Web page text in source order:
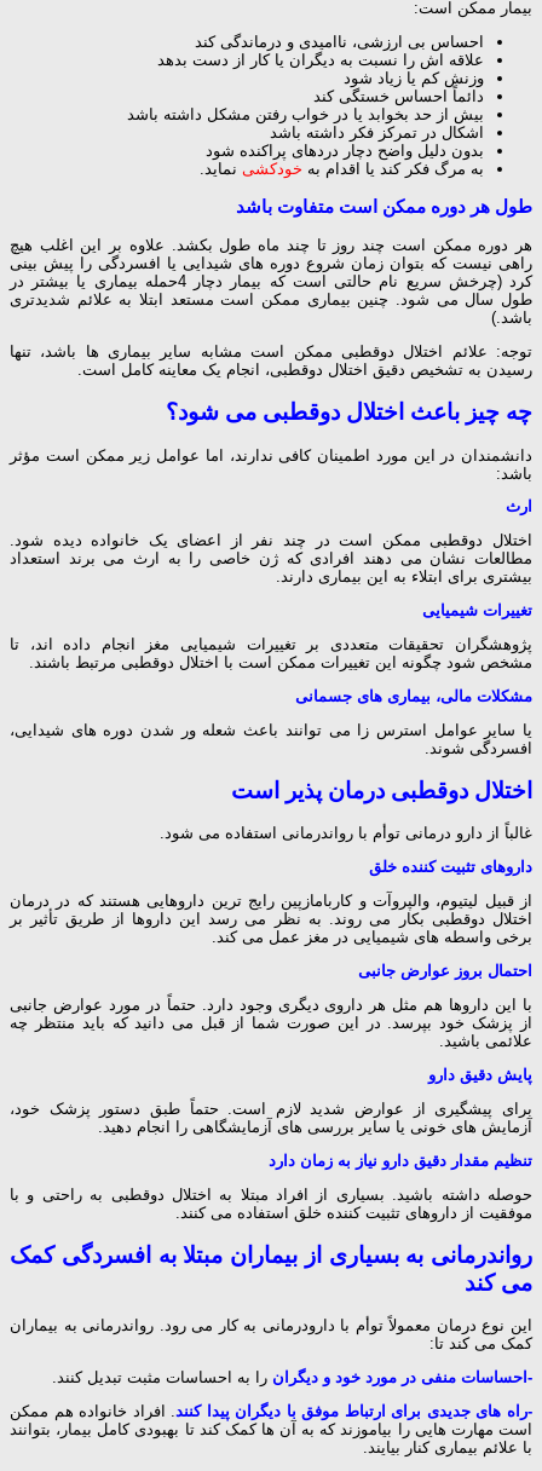
بیمار ممکن است:
احساس بی ارزشی، ناامیدی و درماندگی کند
علاقه اش را نسبت به دیگران یا کار از دست بدهد
وزنش کم یا زیاد شود
دائماً احساس خستگی کند
بیش از حد بخوابد یا در خواب رفتن مشکل داشته باشد
اشکال در تمرکز فکر داشته باشد
بدون دلیل واضح دچار دردهای پراکنده شود
به مرگ فکر کند یا اقدام به خودکشی نماید.
طول هر دوره ممکن است متفاوت باشد
هر دوره ممکن است چند روز تا چند ماه طول بکشد. علاوه بر این اغلب هیچ
راهی نیست که بتوان زمان شروع دوره های شیدایی یا
افسردگی را پیش بینی
کرد (چرخش سریع نام حالتی است که بیمار دچار 4حمله بیماری یا بیشتر در
طول سال می شود. چنین بیماری ممکن است مستعد ابتلا به علائم شدیدتری
باشد.)
توجه: علائم اختلال دوقطبی ممکن است مشابه سایر بیماری ها باشد، تنها
رسیدن به تشخیص دقیق اختلال دوقطبی، انجام یک معاینه کامل است.
چه چیز باعث اختلال دوقطبی می شود؟
دانشمندان در این مورد اطمینان کافی ندارند، اما عوامل زیر ممکن است مؤثر
باشد:
ارث
اختلال دوقطبی ممکن است در چند نفر از اعضای یک خانواده دیده شود.
مطالعات نشان می دهند افرادی که ژن خاصی را به ارث می برند استعداد
بیشتری برای ابتلاء به این بیماری دارند.
تغییرات شیمیایی
پژوهشگران تحقیقات متعددی بر تغییرات شیمیایی مغز انجام داده اند، تا
مشخص شود چگونه این تغییرات ممکن است با اختلال دوقطبی مرتبط باشند.
مشکلات مالی، بیماری های جسمانی
یا سایر عوامل استرس زا می توانند باعث شعله ور شدن دوره های شیدایی،
افسردگی شوند.
اختلال دوقطبی درمان پذیر است
غالباً از دارو درمانی توأم با رواندرمانی استفاده می شود.
داروهای تثبیت کننده خلق
از قبیل لیتیوم، والپروآت و کاربامازپین رایج ترین داروهایی هستند که در درمان
اختلال دوقطبی بکار می روند. به نظر می رسد این داروها از طریق تأثیر بر
برخی واسطه های شیمیایی در مغز عمل می کند.
احتمال بروز عوارض جانبی
با این داروها هم مثل هر داروی دیگری وجود دارد. حتماً در مورد عوارض جانبی
از پزشک خود بپرسد. در این صورت شما از قبل می دانید که باید منتظر چه
علائمی باشید.
پایش دقیق دارو
برای پیشگیری از عوارض شدید لازم است. حتماً طبق دستور پزشک خود،
آزمایش های خونی یا سایر بررسی های آزمایشگاهی را انجام دهید.
تنظیم مقدار دقیق دارو نیاز به زمان دارد
حوصله داشته باشید. بسیاری از افراد مبتلا به اختلال دوقطبی به راحتی و با
موفقیت از داروهای تثبیت کننده خلق استفاده می کنند.
رواندرمانی به بسیاری از بیماران مبتلا به افسردگی کمک
می کند
این نوع درمان معمولاً توأم با دارودرمانی به کار می رود. رواندرمانی به بیماران
کمک می کند تا:
-احساسات منفی در مورد خود و دیگران را به احساسات مثبت تبدیل کنند.
-راه های جدیدی برای ارتباط موفق با دیگران پیدا کنند. افراد خانواده هم ممکن
است مهارت هایی را بیاموزند که به آن ها کمک کند تا بهبودی کامل بیمار، بتوانند
با علائم بیماری کنار بیایند.